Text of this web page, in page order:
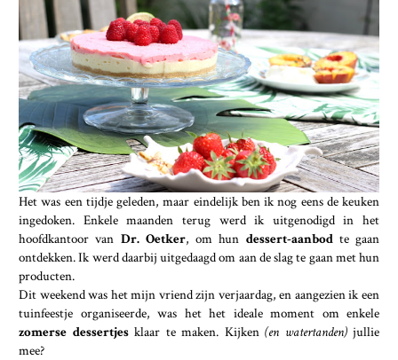
Het was een tijdje geleden, maar eindelijk ben ik nog eens de keuken
ingedoken. Enkele maanden terug werd ik uitgenodigd in het
hoofdkantoor van Dr. Oetker, om hun dessert-aanbod te gaan
ontdekken. Ik werd daarbij uitgedaagd om aan de slag te gaan met hun
producten.
Dit weekend was het mijn vriend zijn verjaardag, en aangezien ik een
tuinfeestje organiseerde, was het het ideale moment om enkele
zomerse dessertjesklaar te maken. Kijken (en watertanden)jullie
mee?